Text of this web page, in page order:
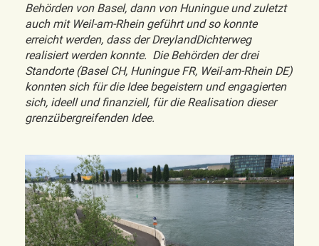
Behörden von Basel, dann von Huningue und zuletzt
auch mit Weil-am-Rhein geführt und so konnte
erreicht werden, dass der DreylandDichterweg
realisiert werden konnte. Die Behörden der drei
Standorte (Basel CH, Huningue FR, Weil-am-Rhein DE)
konnten sich für die Idee begeistern und engagierten
sich, ideell und finanziell, für die Realisation dieser
grenzübergreifenden Idee.